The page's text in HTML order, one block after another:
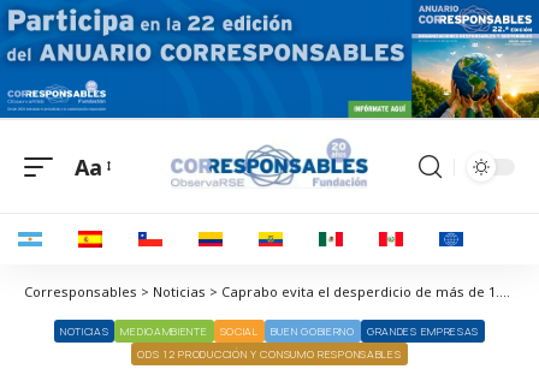
Aa
Corresponsables > Noticias > Caprabo evita el desperdicio de más de 1.300 toneladas de alimentos en el primer semestre del año
NOTICIAS MEDIOAMBIENTE SOCIAL BUEN GOBIERNO
GRANDES EMPRESAS
ODS 12 PRODUCCIÓN Y CONSUMO RESPONSABLES